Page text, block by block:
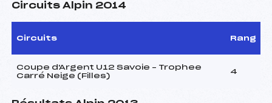
Circuits Alpin 2014
Circuits Rang
Coupe d'Argent U12 Savoie – Trophee
Carré Neige (Filles)
4